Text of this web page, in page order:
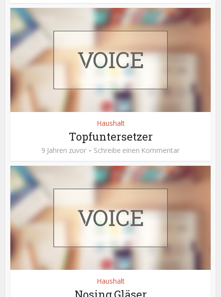
Haushalt
Topfuntersetzer
9 Jahren zuvor Schreibe einen Kommentar
Haushalt